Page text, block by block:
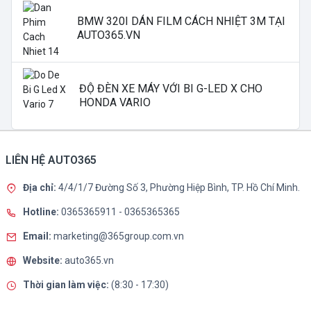
BMW 320I DÁN FILM CÁCH NHIỆT 3M TẠI
AUTO365.VN
ĐỘ ĐÈN XE MÁY VỚI BI G-LED X CHO
HONDA VARIO
LIÊN HỆ AUTO365
Địa chỉ: 4/4/1/7 Đường Số 3, Phường Hiệp Bình, TP. Hồ Chí Minh.
Hotline: 0365365911 - 0365365365
Email: marketing@365group.com.vn
Website: auto365.vn
Thời gian làm việc: (8:30 - 17:30)